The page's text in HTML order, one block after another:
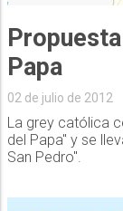
Papa
02 de julio de 2012
La grey católica
del Papa" y se
San Pedro".